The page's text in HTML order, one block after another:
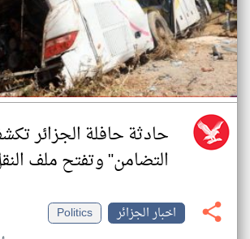
حادثة حافلة الجزائر
التضامن" وتفتح ملف
اخبار الجزائر
Politics